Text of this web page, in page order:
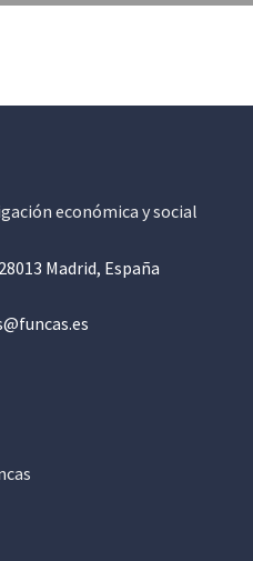
económica y social
Madrid, España